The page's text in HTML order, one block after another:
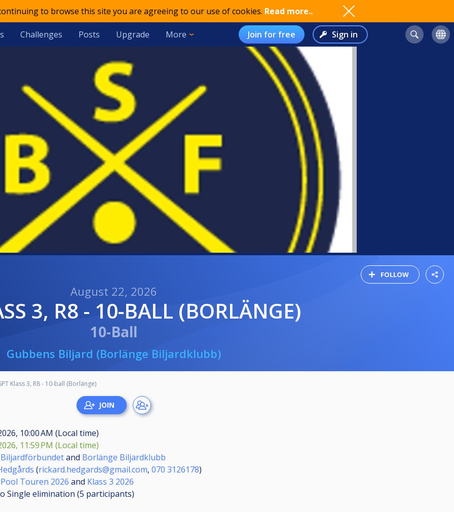
to browse this site you are agreeing to our use of cookies. Read more..
Challenges Posts Upgrade More Join for free Sign in
FOLLOW
August 22, 2026
3, R8 - 10-BALL (BORLÄNGE)
10-Ball
Gubbens Biljard (Borlänge Biljardklubb)
Klass 3, R8 - 10-ball (Borlänge)
10:00 AM (Local time)
11:59 PM (Local time)
Biljardförbundetand Borlänge Biljardklubb
(rickard.hedgards@gmail.com, 070 3126178)
Touren 2026 and Klass 3 2026
Single elimination (5 participants)